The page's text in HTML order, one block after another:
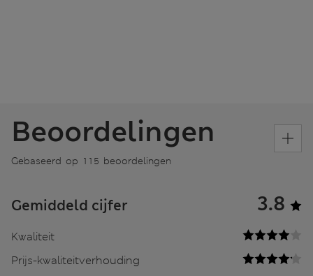
Beoordelingen
Gebaseerd op 115 beoordelingen
Gemiddeld cijfer 3.8
Kwaliteit
Prijs-kwaliteitverhouding